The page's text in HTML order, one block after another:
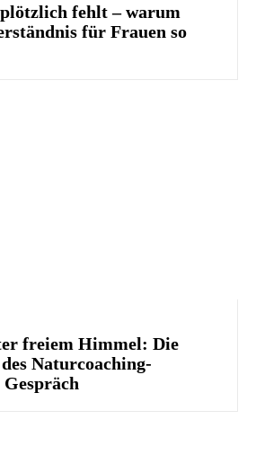
fehlt – warum
für Frauen so
freiem Himmel: Die
Naturcoaching-